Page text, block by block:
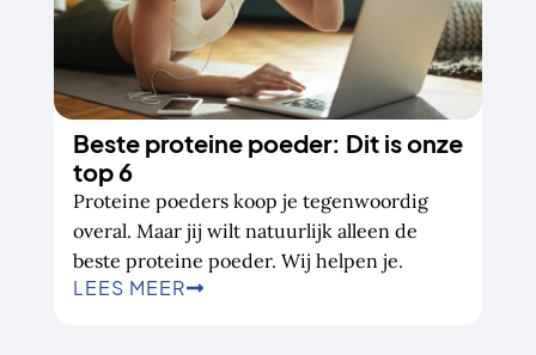
Beste proteine poeder: Dit is onze
top 6
Proteine poeders koop je tegenwoordig
overal. Maar jij wilt natuurlijk alleen de
beste proteine poeder. Wij helpen je.
LEES MEER